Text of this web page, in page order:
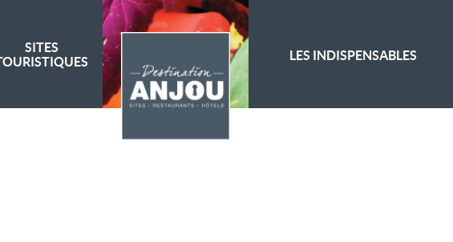
SITES
LES INDISPENSABLES